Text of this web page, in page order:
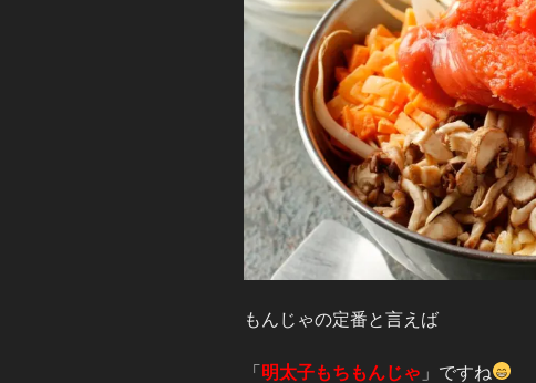
もんじゃの定番と言えば
「 明太子もちもんじゃ 」ですね